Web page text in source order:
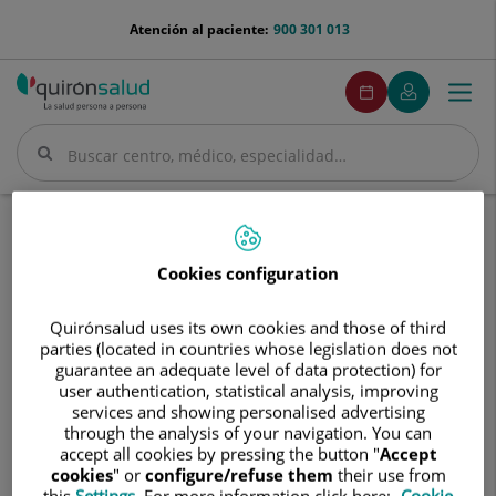
menu-
900 301 013
Atención al paciente:
Buscar
Buscar
menuPedirCita
Pedir
cita
Mi
Quirónsalud
Menú
Ana Isabel Atares Ures
Ana
Isabel
Atares
Ana IsabelAtares Ures
TECNICO/A ESP. AUDIOLOGIA
Cookies configuration
Quirónsalud uses its own cookies and those of third
parties (located in countries whose legislation does not
guarantee an adequate level of data protection) for
user authentication, statistical analysis, improving
services and showing personalised advertising
through the analysis of your navigation. You can
accept all cookies by pressing the button "Accept
cookies" or configure/refuse them their use from